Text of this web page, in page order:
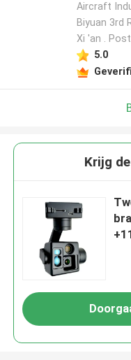
Aircraft
Biyuan 3rd
Xi 'an .
5.0
Krijg